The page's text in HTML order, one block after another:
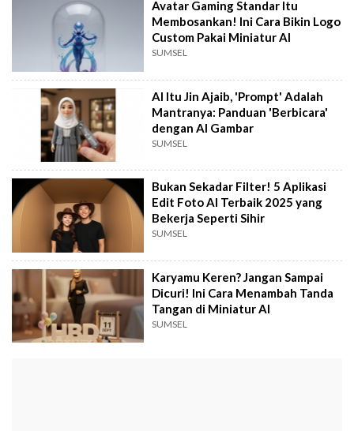
Avatar Gaming Standar Itu
Membosankan! Ini Cara Bikin Logo
Custom Pakai Miniatur AI
SUMSEL
AI Itu Jin Ajaib, 'Prompt' Adalah
Mantranya: Panduan 'Berbicara'
dengan AI Gambar
SUMSEL
Bukan Sekadar Filter! 5 Aplikasi
Edit Foto AI Terbaik 2025 yang
Bekerja Seperti Sihir
SUMSEL
Karyamu Keren? Jangan Sampai
Dicuri! Ini Cara Menambah Tanda
Tangan di Miniatur AI
SUMSEL